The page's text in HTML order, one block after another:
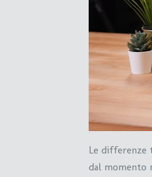
Le differenze
dal momento